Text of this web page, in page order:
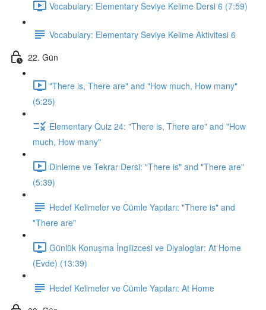
Vocabulary: Elementary Seviye Kelime Dersi 6 (7:59)
Vocabulary: Elementary Seviye Kelime Aktivitesi 6
22. Gün
"There is, There are" and "How much, How many"
(5:25)
Elementary Quiz 24: "There is, There are" and "How
much, How many"
Dinleme ve Tekrar Dersi: "There is" and "There are"
(5:39)
Hedef Kelimeler ve Cümle Yapıları: "There is" and
"There are"
Günlük Konuşma İngilizcesi ve Diyaloglar: At Home
(Evde) (13:39)
Hedef Kelimeler ve Cümle Yapıları: At Home